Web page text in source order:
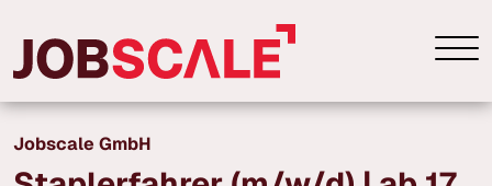
Jobscale GmbH